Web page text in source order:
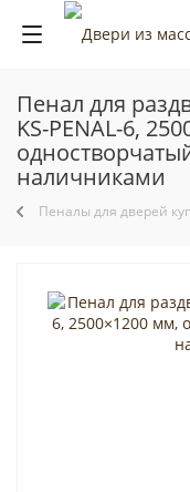
Пенал для
KS-PENAL-6,
наличниками
Пеналы для дверей